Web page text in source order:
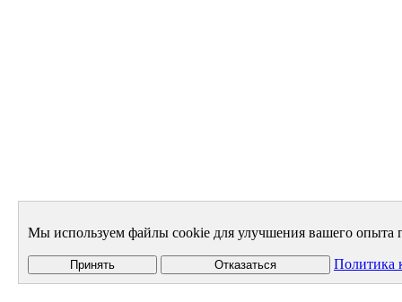
Мы используем файлы cookie для улучшения вашего опыта
Принять Отказаться Политика